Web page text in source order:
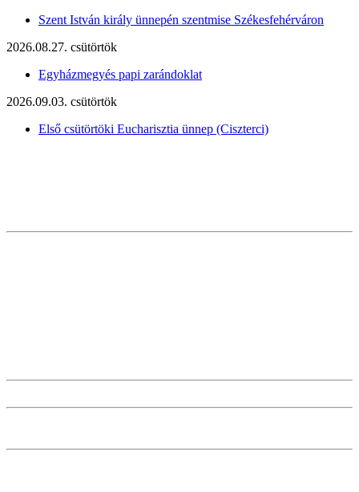
Szent István király ünnepén szentmise Székesfehérváron
2026.08.27. csütörtök
Egyházmegyés papi zarándoklat
2026.09.03. csütörtök
Első csütörtöki Eucharisztia ünnep (Ciszterci)